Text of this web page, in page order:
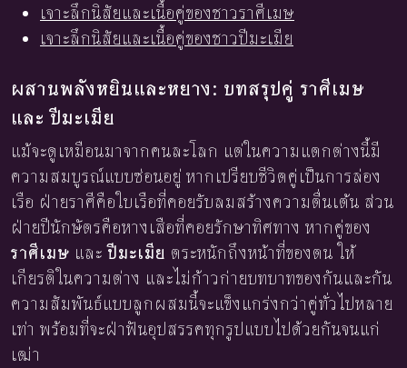
เจาะลึกนิสัยและเนื้อคู่ของชาวราศีเมษ
เจาะลึกนิสัยและเนื้อคู่ของชาวปีมะเมีย
ผสานพลังหยินและหยาง: บทสรุปคู่ ราศีเมษ
และ ปีมะเมีย
แม้จะดูเหมือนมาจากคนละโลก แต่ในความแตกต่างนี้มี
ความสมบูรณ์แบบซ่อนอยู่ หากเปรียบชีวิตคู่เป็นการล่อง
เรือ ฝ่ายราศีคือใบเรือที่คอยรับลมสร้างความตื่นเต้น ส่วน
ฝ่ายปีนักษัตรคือหางเสือที่คอยรักษาทิศทาง หากคู่ของ
ราศีเมษ และปีมะเมีย ตระหนักถึงหน้าที่ของตน ให้
เกียรติในความต่าง และไม่ก้าวก่ายบทบาทของกันและกัน
ความสัมพันธ์แบบลูกผสมนี้จะแข็งแกร่งกว่าคู่ทั่วไปหลาย
เท่า พร้อมที่จะฝ่าฟันอุปสรรคทุกรูปแบบไปด้วยกันจนแก่
เฒ่า